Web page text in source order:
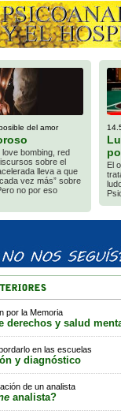
del amor
bombing, red
sobre el
lleva a que
vez más” sobre
no por eso
El
por la Memoria
derechos y salud
en las escuelas
y diagnóstico
de un analista
analista?